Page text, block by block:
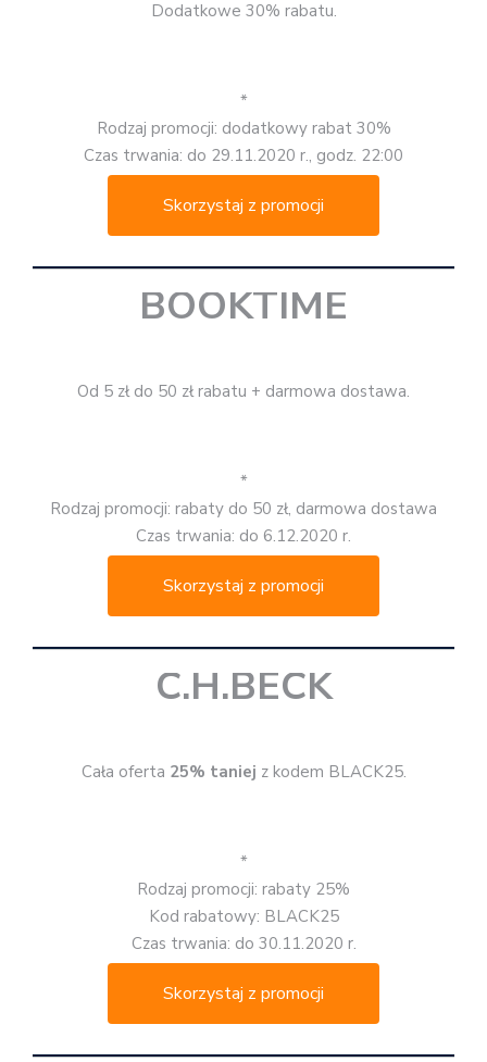
Dodatkowe 30% rabatu.
*
Rodzaj promocji: dodatkowy rabat 30%
Czas trwania: do 29.11.2020 r., godz. 22:00
Skorzystaj z promocji
BOOKTIME
Od 5 zł do 50 zł rabatu + darmowa dostawa.
*
Rodzaj promocji: rabaty do 50 zł, darmowa dostawa
Czas trwania: do 6.12.2020 r.
Skorzystaj z promocji
C.H.BECK
Cała oferta 25% taniej z kodem BLACK25.
*
Rodzaj promocji: rabaty 25%
Kod rabatowy: BLACK25
Czas trwania: do 30.11.2020 r.
Skorzystaj z promocji